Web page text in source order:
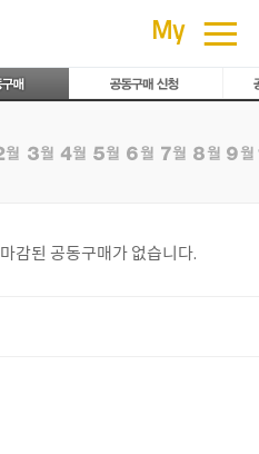
My ≡
마감된 공동구매가 없습니다.